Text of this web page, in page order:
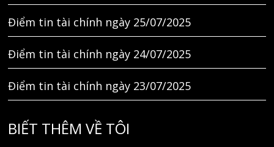
Điểm tin tài chính ngày 25/07/2025
Điểm tin tài chính ngày 24/07/2025
Điểm tin tài chính ngày 23/07/2025
BIẾT THÊM VỀ TÔI